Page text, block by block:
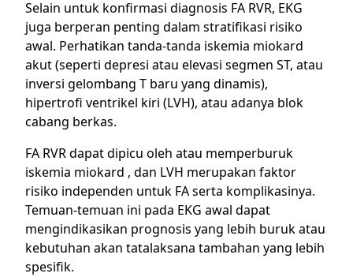
Selain untuk konfirmasi diagnosis FA RVR, EKG
juga berperan penting dalam stratifikasi risiko
awal. Perhatikan tanda-tanda iskemia miokard
akut (seperti depresi atau elevasi segmen ST, atau
inversi gelombang T baru yang dinamis),
hipertrofi ventrikel kiri (LVH), atau adanya blok
cabang berkas.
FA RVR dapat dipicu oleh atau memperburuk
iskemia miokard , dan LVH merupakan faktor
risiko independen untuk FA serta komplikasinya.
Temuan-temuan ini pada EKG awal dapat
mengindikasikan prognosis yang lebih buruk atau
kebutuhan akan tatalaksana tambahan yang lebih
spesifik.